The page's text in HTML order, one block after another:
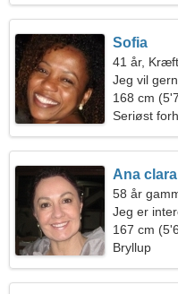
Sofia
41 år, Kræft
Jeg vil
168 cm
Seriøst
Ana clara
58 år
Jeg er
167 cm
Bryllup